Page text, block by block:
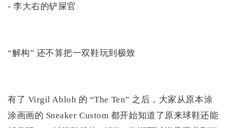
- 李大右的铲屎官
“解构” 还不算把一双鞋玩到极致
有了 Virgil Abloh 的 “The Ten” 之后，大家从原本涂
涂画画的 Sneaker Custom 都开始知道了原来球鞋还能